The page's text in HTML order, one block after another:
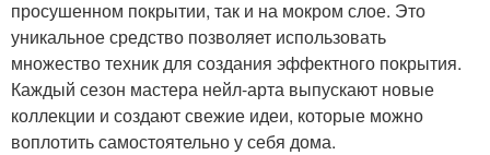
просушенном покрытии, так и на мокром слое. Это
уникальное средство позволяет использовать
множество техник для создания эффектного покрытия.
Каждый сезон мастера нейл-арта выпускают новые
коллекции и создают свежие идеи, которые можно
воплотить самостоятельно у себя дома.